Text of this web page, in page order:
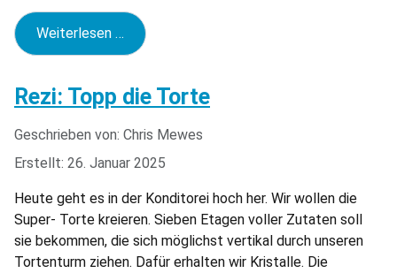
Weiterlesen …
Rezi: Topp die Torte
Geschrieben von: Chris Mewes
Erstellt: 26. Januar 2025
Heute geht es in der Konditorei hoch her. Wir wollen die
Super- Torte kreieren. Sieben Etagen voller Zutaten soll
sie bekommen, die sich möglichst vertikal durch unseren
Tortenturm ziehen. Dafür erhalten wir Kristalle. Die